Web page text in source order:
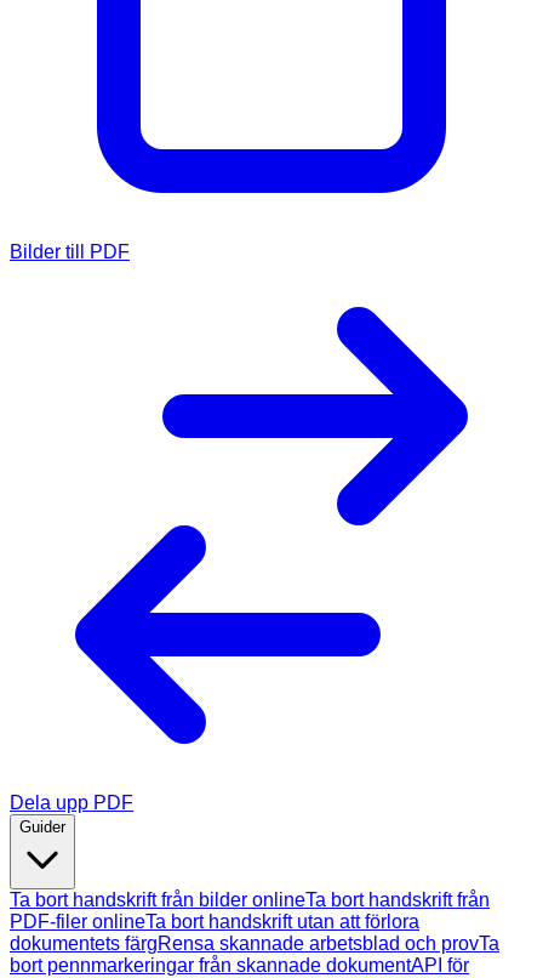
Bilder till PDF
Dela upp PDF
Guider
Ta bort handskrift från bilder onlineTa bort handskrift från
PDF-filer onlineTa bort handskrift utan att förlora
dokumentets färgRensa skannade arbetsblad och provTa
bort pennmarkeringar från skannade dokumentAPI för